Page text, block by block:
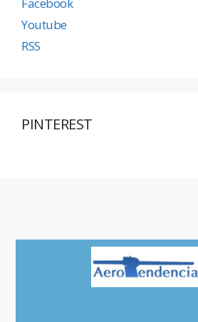
Facebook
Youtube
RSS
PINTEREST